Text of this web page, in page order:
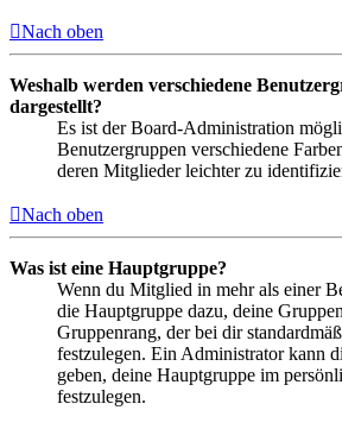
Nach oben
Weshalb werden verschiedene
dargestellt?
Es ist der Board-Administration
Benutzergruppen verschiedene
deren Mitglieder leichter zu
Nach oben
Was ist eine Hauptgruppe?
Wenn du Mitglied in mehr als einer
die Hauptgruppe dazu, deine
Gruppenrang, der bei dir
festzulegen. Ein Administrator kann
geben, deine Hauptgruppe im
festzulegen.